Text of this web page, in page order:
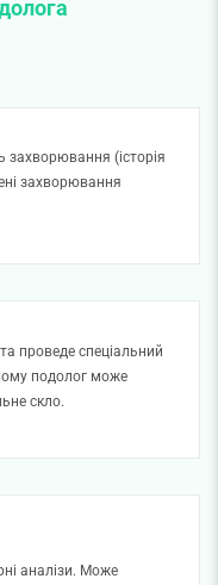
захворювання (історія
захворювання
проведе спеціальний
подолог може
скло.
аналізи. Може